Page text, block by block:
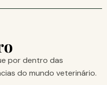
por dentro das
do mundo veterinário.